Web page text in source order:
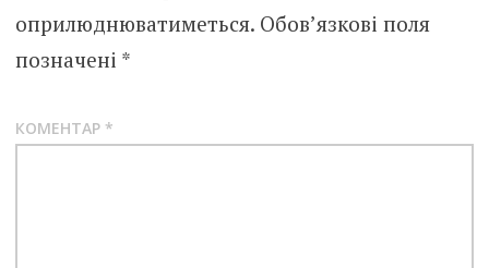
оприлюднюватиметься. Обов’язкові поля
позначені *
КОМЕНТАР *